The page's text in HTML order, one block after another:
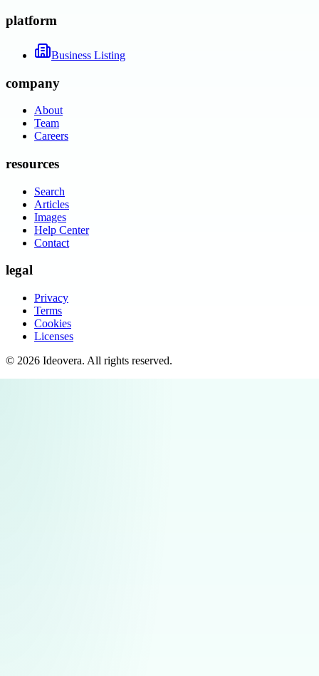
platform
Business Listing
company
About
Team
Careers
resources
Search
Articles
Images
Help Center
Contact
legal
Privacy
Terms
Cookies
Licenses
© 2026 Ideovera. All rights reserved.